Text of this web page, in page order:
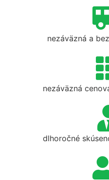
nezáväzná a
nezáväzná
dlhoročné